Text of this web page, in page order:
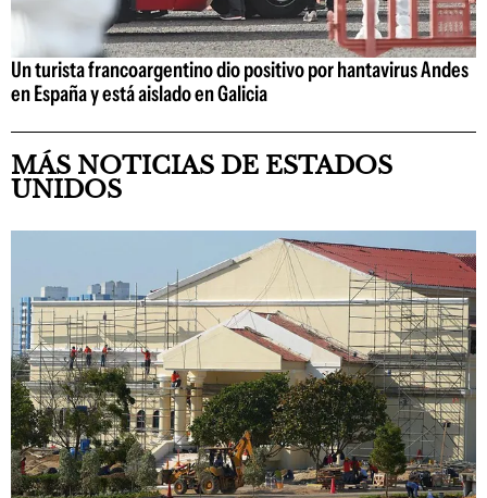
Un turista francoargentino dio positivo por hantavirus Andes
en España y está aislado en Galicia
MÁS NOTICIAS DE ESTADOS
UNIDOS